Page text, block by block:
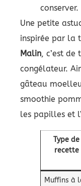
conserver.
Une petite
inspirée par la
Malin, c’est
congélateur.
gâteau
smoothie
les papilles et
Type de
recette
Muffins à